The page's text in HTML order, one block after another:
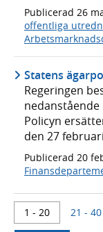
Publicerad 26
offentliga
Statens
Regeringen
Policyn
den 27
Publicerad 20
1 - 20 21 - 40